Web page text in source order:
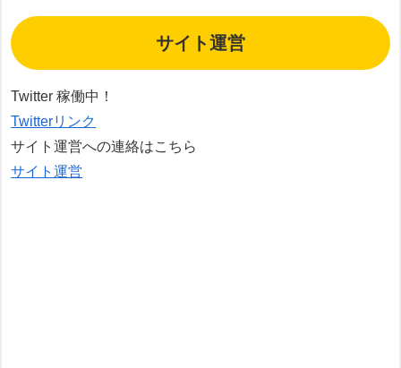
サイト運営
Twitter 稼働中！
Twitterリンク
サイト運営への連絡はこちら
サイト運営